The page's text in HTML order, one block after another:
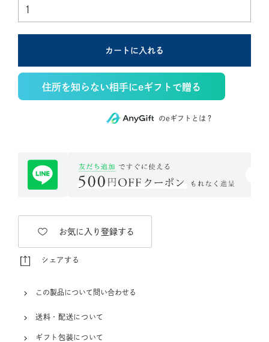
カートに入れる
住所を知らない相手にeギフトで贈る
のeギフトとは？
お気に入り登録する
シェアする
この製品について問い合わせる
送料・配送について
ギフト包装について